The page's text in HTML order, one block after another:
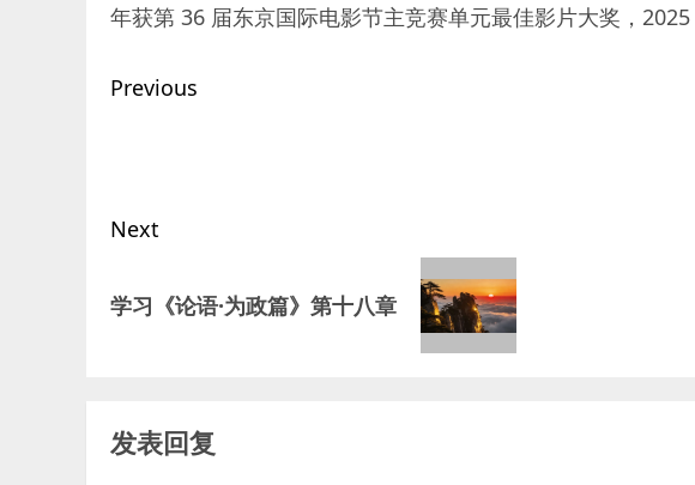
年获第 36 届东京国际电影节主竞赛单元最佳影片大奖，
Post
Previous
Next
post:
学习《论语·为政篇》第十八章
发表回复